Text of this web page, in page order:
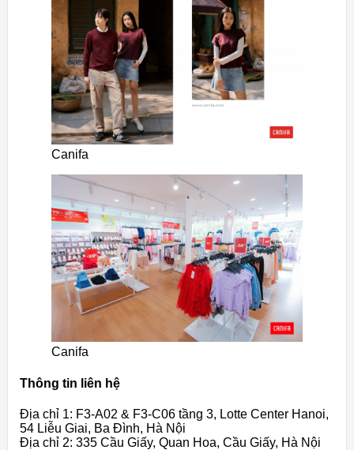
Canifa
Canifa
Thông tin liên hệ
Địa chỉ 1: F3-A02 & F3-C06 tầng 3, Lotte Center Hanoi,
54 Liễu Giai, Ba Đình, Hà Nội
Địa chỉ 2: 335 Cầu Giấy, Quan Hoa, Cầu Giấy, Hà Nội